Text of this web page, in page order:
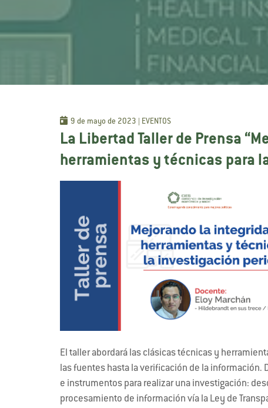
9 de mayo de 2023 | EVENTOS
La Libertad Taller de Prensa
herramientas y técnicas para
El taller abordará las clásicas técnicas y
las fuentes hasta la verificación de la
e instrumentos para realizar una investigación:
procesamiento de información vía la Ley de